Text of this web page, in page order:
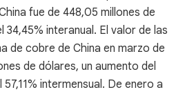
fue de 448,05 millones de
34,45% interanual. El valor de las
de cobre de China en marzo de
de dólares, un aumento del
57,11% intermensual. De enero a